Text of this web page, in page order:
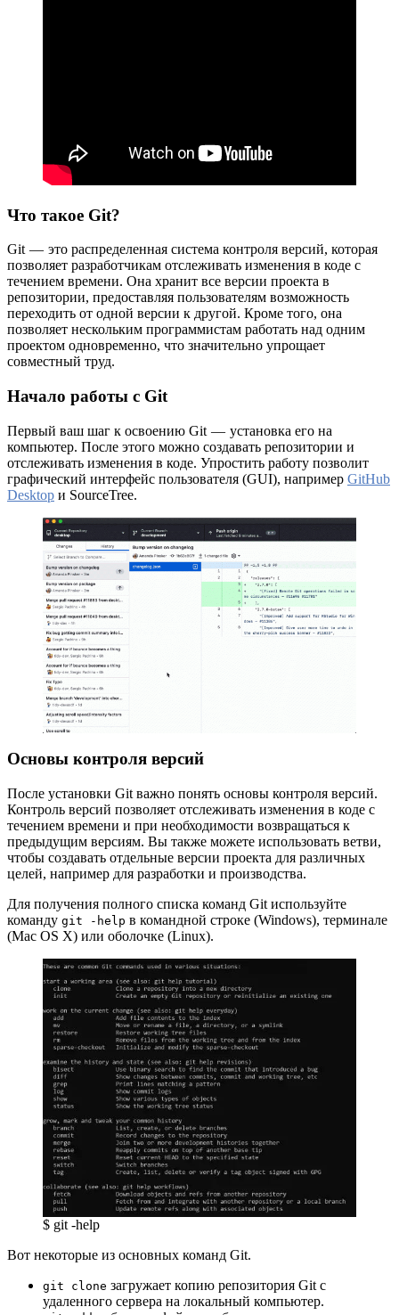
Что такое Git?
Git — это распределенная система контроля версий, которая
позволяет разработчикам отслеживать изменения в коде с
течением времени. Она хранит все версии проекта в
репозитории, предоставляя пользователям возможность
переходить от одной версии к другой. Кроме того, она
позволяет нескольким программистам работать над одним
проектом одновременно, что значительно упрощает
совместный труд.
Начало работы с Git
Первый ваш шаг к освоению Git — установка его на
компьютер. После этого можно создавать репозитории и
отслеживать изменения в коде. Упростить работу позволит
графический интерфейс пользователя (GUI), например GitHub
Desktop и SourceTree.
Основы контроля версий
После установки Git важно понять основы контроля версий.
Контроль версий позволяет отслеживать изменения в коде с
течением времени и при необходимости возвращаться к
предыдущим версиям. Вы также можете использовать ветви,
чтобы создавать отдельные версии проекта для различных
целей, например для разработки и производства.
Для получения полного списка команд Git используйте
команду git -help в командной строке (Windows), терминале
(Mac OS X) или оболочке (Linux).
$ git -help
Вот некоторые из основных команд Git.
git clone загружает копию репозитория Git с
удаленного сервера на локальный компьютер.